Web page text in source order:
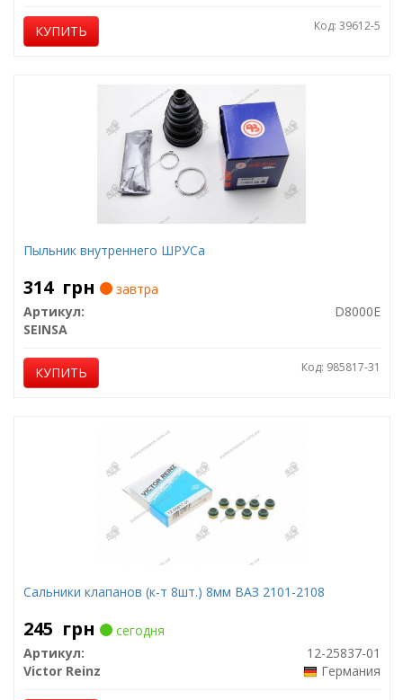
КУПИТЬ Код: 39612-5
Пыльник внутреннего ШРУСа
314 грн
завтра
Артикул:
D8000E
SEINSA
КУПИТЬ Код: 985817-31
Сальники клапанов (к-т 8шт.) 8мм ВАЗ 2101-2108
245 грн
сегодня
Артикул:
12-25837-01
Victor Reinz
Германия